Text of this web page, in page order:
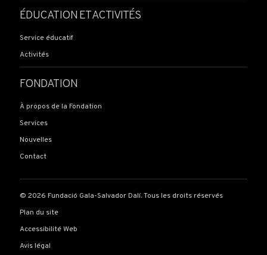
ÉDUCATION ET ACTIVITÉS
Service éducatif
Activités
FONDATION
À propos de la Fondation
Services
Nouvelles
Contact
© 2026 Fundació Gala-Salvador Dalí. Tous les droits réservés
Plan du site
Accessibilité Web
Avis légal